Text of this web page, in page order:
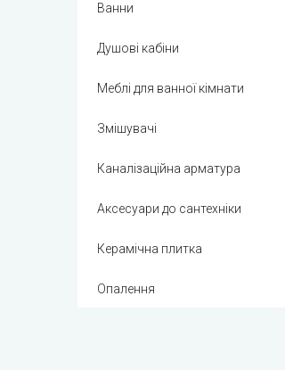
Ванни
Душові кабіни
Меблі для ванної кімнати
Змішувачі
Каналізаційна арматура
Аксесуари до сантехніки
Керамічна плитка
Опалення